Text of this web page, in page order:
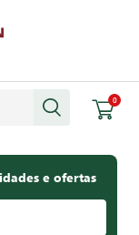
0
e ofertas